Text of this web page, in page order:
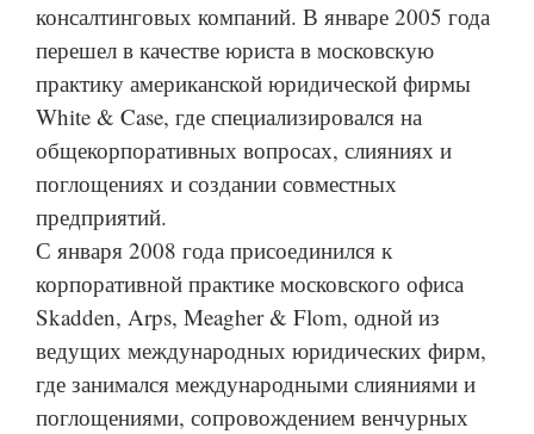
консалтинговых компаний. В январе 2005 года
перешел в качестве юриста в московскую
практику американской юридической фирмы
White & Case, где специализировался на
общекорпоративных вопросах, слияниях и
поглощениях и создании совместных
предприятий.
С января 2008 года присоединился к
корпоративной практике московского офиса
Skadden, Arps, Meagher & Flom, одной из
ведущих международных юридических фирм,
где занимался международными слияниями и
поглощениями, сопровождением венчурных